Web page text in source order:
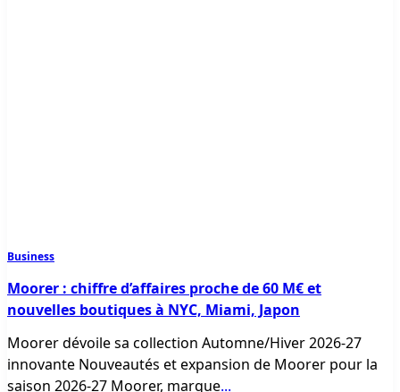
Business
Moorer : chiffre d’affaires proche de 60 M€ et
nouvelles boutiques à NYC, Miami, Japon
Moorer dévoile sa collection Automne/Hiver 2026-27
innovante Nouveautés et expansion de Moorer pour la
saison 2026-27 Moorer, marque...